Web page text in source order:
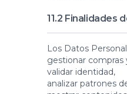
11.2 Finalidades
Los Datos
gestionar compras
validar identidad,
analizar patrones